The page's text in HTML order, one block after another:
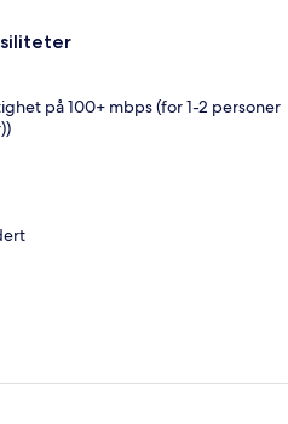
på 100+ mbps (for 1-2 personer